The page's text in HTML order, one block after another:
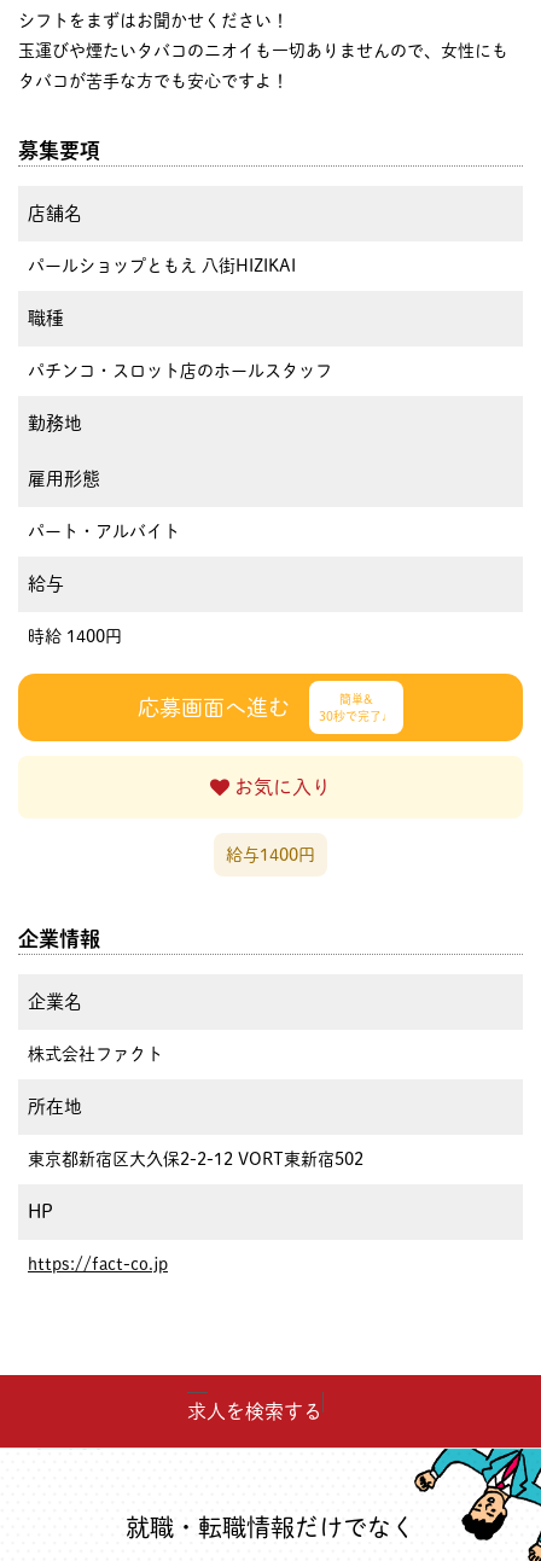
シフトをまずはお聞かせください！
玉運びや煙たいタバコのニオイも一切ありませんので、女性にも
タバコが苦手な方でも安心ですよ！
募集要項
店舗名
パールショップともえ 八街HIZIKAI
職種
パチンコ・スロット店のホールスタッフ
勤務地
雇用形態
パート・アルバイト
給与
時給 1400円
応募画面へ進む
簡単&
30秒で完了♩
お気に入り
給与1400円
企業情報
企業名
株式会社ファクト
所在地
東京都新宿区大久保2-2-12 VORT東新宿502
HP
https://fact-co.jp
求人を検索する
就職・転職情報だけでなく